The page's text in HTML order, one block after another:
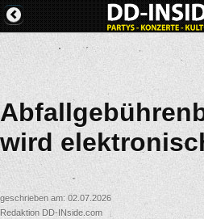
wird
geschrieben am: 02.07.2026
Redaktion DD-INside.com